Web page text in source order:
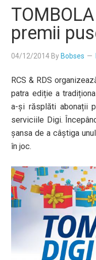
premii
04/12/2014 By Bobses
RCS & RDS
patra ediție a
a-și răsplăti abonații
serviciile Digi.
șansa de a câștiga
în joc.